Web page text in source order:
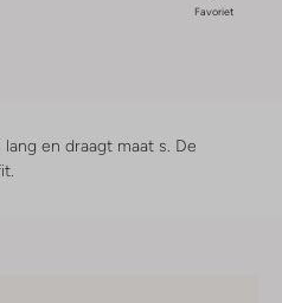
Favoriet
en draagt maat s. De